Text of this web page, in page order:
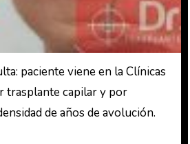
paciente viene en la Clínicas
trasplante capilar y por
de años de avolución.